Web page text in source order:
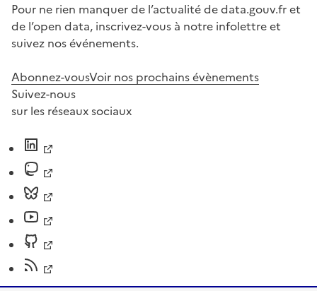
Pour ne rien manquer de l’actualité de data.gouv.fr et
de l’open data, inscrivez-vous à notre infolettre et
suivez nos événements.
Abonnez-vousVoir nos prochains évènements
Suivez-nous
sur les réseaux sociaux